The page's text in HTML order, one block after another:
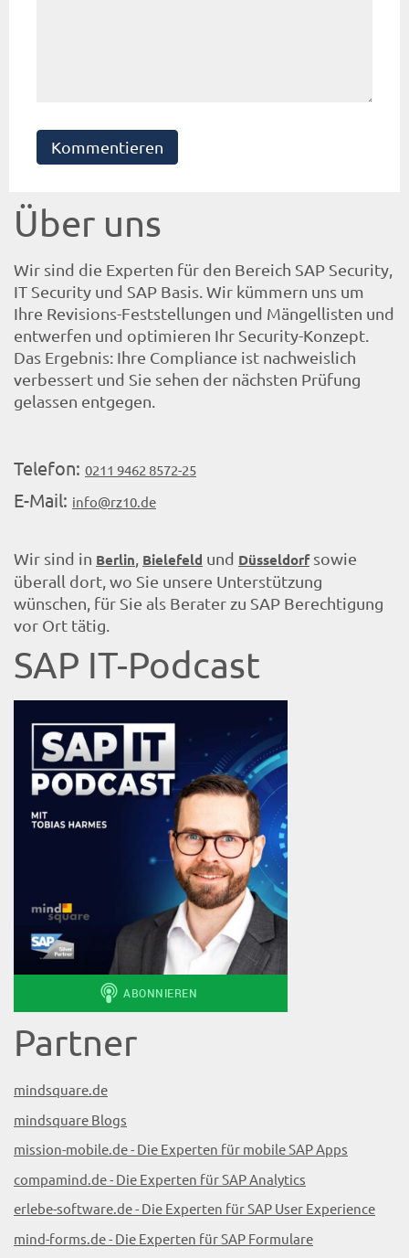
Kommentieren
Über uns
Wir sind die Experten für den Bereich SAP Security,
IT Security und SAP Basis. Wir kümmern uns um
Ihre Revisions-Feststellungen und Mängellisten und
entwerfen und optimieren Ihr Security-Konzept.
Das Ergebnis: Ihre Compliance ist nachweislich
verbessert und Sie sehen der nächsten Prüfung
gelassen entgegen.
Telefon: 0211 9462 8572-25
E-Mail: info@rz10.de
Wir sind in Berlin Bielefeld und Düsseldorfsowie
überall dort, wo Sie unsere Unterstützung
wünschen, für Sie als Berater zu SAP Berechtigung
vor Ort tätig.
SAP IT-Podcast
Partner
mindsquare.de
mindsquare Blogs
mission-mobile.de - Die Experten für mobile SAP Apps
compamind.de - Die Experten für SAP Analytics
erlebe-software.de - Die Experten für SAP User Experience
mind-forms.de - Die Experten für SAP Formulare